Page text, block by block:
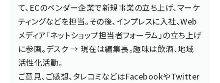
て、ECのベンダー企業で新規事業の立ち上げ、マーケ
ティングなどを担当。その後、インプレスに入社、Web
メディア「ネットショップ担当者フォーラム」の立ち上げ
に参画。デスク → 現在は編集長。趣味は飲酒、地域
活性化活動。
ご意見、ご感想、タレコミなどはFacebookやTwitter